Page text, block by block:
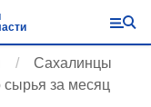
Сахалинцы
сырья за месяц